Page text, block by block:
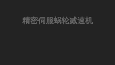
精密伺服蜗轮减速机